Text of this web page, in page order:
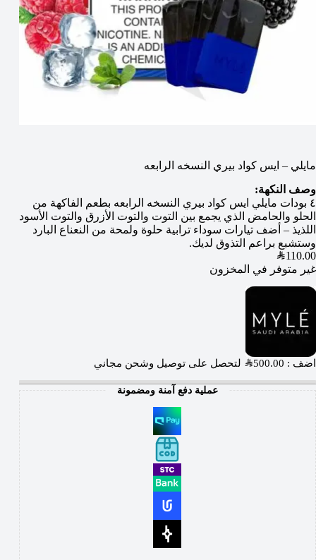
مايلي – ايس كواد بيري النسخه الرابعه
وصف النكهة:
٤ بودات مايلي ايس كواد بيري النسخه الرابعه بطعم الفاكهة من
الحلو والحامض الذي يجمع بين التوت والتوت الأزرق والتوت الأسود
اللذيذ – أضف تيارات سوداء ترابية حلوة ولمحة من النعناع البارد
وستشبع براعم التذوق لديك.
SAR110.00
غير متوفر في المخزون
اضف : SAR500.00 لتحصل على توصيل وشحن مجاني
عملية دفع آمنة ومضمونة